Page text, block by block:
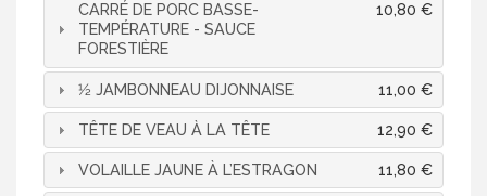
CARRÉ DE PORC BASSE-
TEMPÉRATURE - SAUCE
FORESTIÈRE
10,80 €
1⁄2 JAMBONNEAU DIJONNAISE 11,00 €
TÊTE DE VEAU À LA TÊTE 12,90 €
VOLAILLE JAUNE À L’ESTRAGON 11,80 €